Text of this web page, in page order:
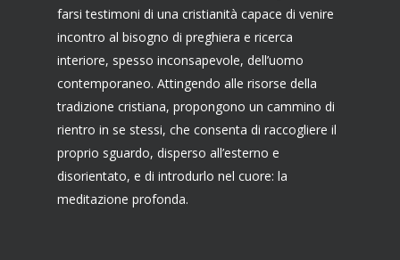
farsi testimoni di una cristianità capace di venire
incontro al bisogno di preghiera e ricerca
interiore, spesso inconsapevole, dell’uomo
contemporaneo. Attingendo alle risorse della
tradizione cristiana, propongono un cammino di
rientro in se stessi, che consenta di raccogliere il
proprio sguardo, disperso all’esterno e
disorientato, e di introdurlo nel cuore: la
meditazione profonda.